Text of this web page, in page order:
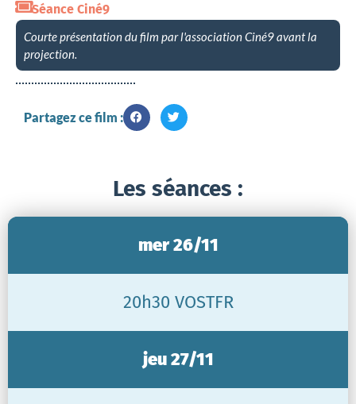
Séance Ciné9
Courte présentation du film par l'association Ciné9 avant la
projection.
Partagez ce film :
Les séances :
mer 26/11
20h30 VOSTFR
jeu 27/11